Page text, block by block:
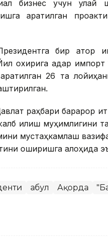
бизнес учун
қаратилган
бир қатор
охирига қадар
26 та
раҳбари барқарор
қилиш муҳимлигини
мустаҳкамлаш
оширишга алоҳида
Қабул Ақорда